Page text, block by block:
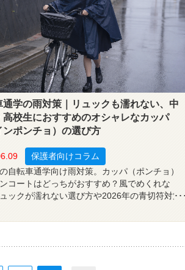
通学の雨対策｜リュックも濡れない、中
高校生におすすめのオシャレなカッパ
ンポンチョ）の選び方
保護者向けコラム
自転車通学向け雨対策。カッパ（ポンチョ）
コートはどっちがおすすめ？風でめくれな
ックが濡れない選び方や2026年の青切符対策